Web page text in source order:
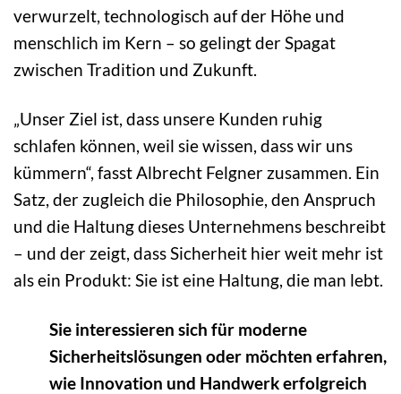
verwurzelt, technologisch auf der Höhe und
menschlich im Kern – so gelingt der Spagat
zwischen Tradition und Zukunft.
„Unser Ziel ist, dass unsere Kunden ruhig
schlafen können, weil sie wissen, dass wir uns
kümmern“, fasst Albrecht Felgner zusammen. Ein
Satz, der zugleich die Philosophie, den Anspruch
und die Haltung dieses Unternehmens beschreibt
– und der zeigt, dass Sicherheit hier weit mehr ist
als ein Produkt: Sie ist eine Haltung, die man lebt.
Sie interessieren sich für moderne
Sicherheitslösungen oder möchten erfahren,
wie Innovation und Handwerk erfolgreich